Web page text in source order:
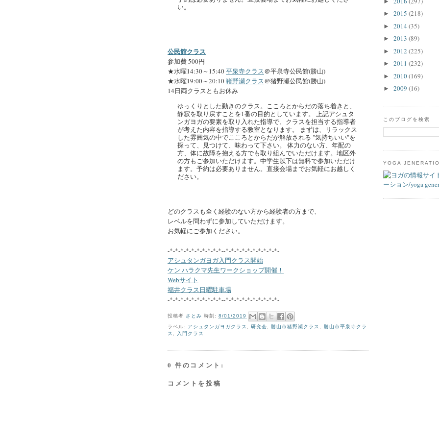
い。
公民館クラス
参加費 500円
★水曜14:30～15:40平泉寺クラス＠平泉寺公民館(勝山)
★水曜19:00～20:10猪野瀬クラス＠猪野瀬公民館(勝山)
14日両クラスともお休み
ゆっくりとした動きのクラス。こころとからだの落ち着きと、
静寂を取り戻すことを1番の目的としています。 上記アシュタ
ンガヨガの要素を取り入れた指導で、クラスを担当する指導者
が考えた内容を指導する教室となります。 まずは、リラックス
した雰囲気の中でこころとからだが解放される "気持ちいい"を
探って、見つけて、味わって下さい。 体力のない方、年配の
方、体に故障を抱える方でも取り組んでいただけます。地区外
の方もご参加いただけます。中学生以下は無料で参加いただけ
ます。予約は必要ありません。直接会場までお気軽にお越しく
ださい。
どのクラスも全く経験のない方から経験者の方まで、
レベルを問わずに参加していただけます。
お気軽にご参加ください。
-*-*-*-*-*-*-*-*-*-*--*-*-*-*-*-*-*-*-*-*-
アシュタンガヨガ入門クラス開始
ケン ハラクマ先生ワークショップ開催！
Webサイト
福井クラス日曜駐車場
-*-*-*-*-*-*-*-*-*-*--*-*-*-*-*-*-*-*-*-*-
投稿者 さとみ 時刻:8/01/2019
ラベル: アシュタンガヨガクラス ,研究会 勝山市猪野瀬クラス
勝山市平泉寺クラ
ス
入門クラス
0 件のコメント:
コメントを投稿
► 2015 (218)
► 2014 (35)
► 2013 (89)
► 2012 (225)
► 2011 (232)
► 2010(169)
► 2009 (16)
このブログを検索
YOGA